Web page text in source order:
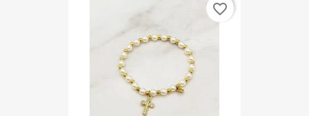
favorite_border